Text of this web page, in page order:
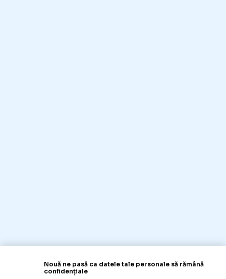
Nouă ne pasă ca datele tale personale să rămână
confidențiale